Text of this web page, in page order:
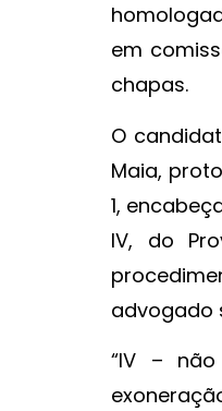
em
chapas.
O
Maia,
1,
IV, do
advogado
“IV –